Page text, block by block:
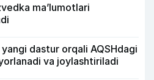
ma’lumotlari
dastur orqali AQSHdagi
va joylashtiriladi